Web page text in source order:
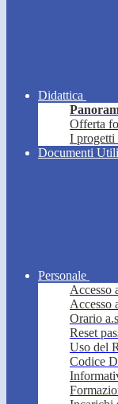
Didattica
Offerta
I progetti
Documenti Utili
Personale
Accesso
Accesso
Orario
Reset
Uso del
Codice